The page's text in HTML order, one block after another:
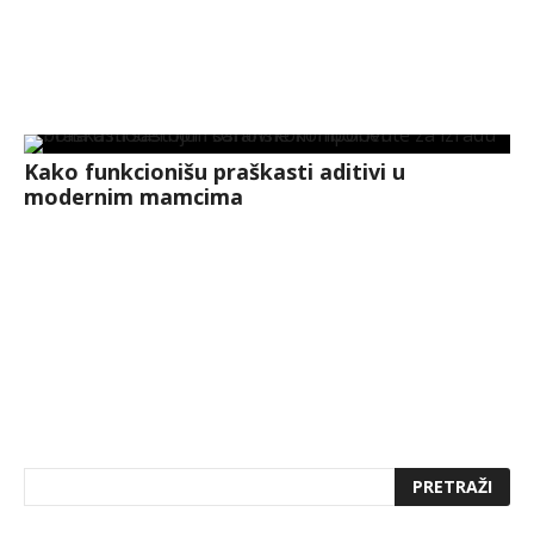
Kako funkcionišu praškasti aditivi u
modernim mamcima